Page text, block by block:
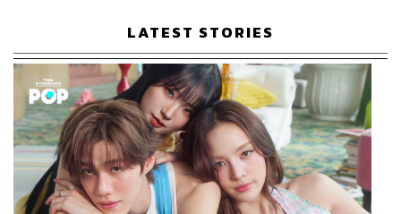
LATEST STORIES